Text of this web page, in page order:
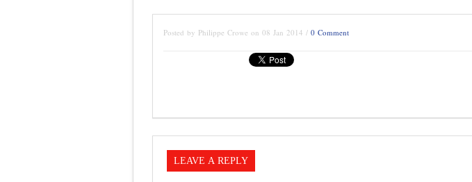
Posted by Philippe Crowe on 08 Jan 2014 / 0 Comment
LEAVE A REPLY